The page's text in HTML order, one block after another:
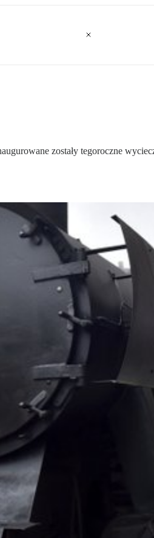
zostały tegoroczne